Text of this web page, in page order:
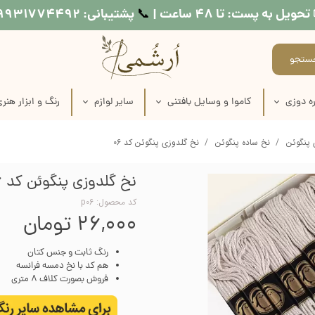
دوزی
دوزی
دوزی
دوزی
دوزی
دوزی
کاموا و وسایل بافتنی
عروسک بافتنی
قلاب بافتنی
منگوله ساز
سایر لوازم
طرح کوبلن
متر خیاطی
رنگ و ابزار
رنگ مولتی
رنگ اکریلیک
رنگ پارچه
به پست: تا ۴۸ ساعت | 📞​​​​​​​ پشتیبانی: ۰۹۹۳۱۷۷۴۴۹۲
پنگوئن نخ ساده پنگوئن نخ گلدوزی پنگوئن کد 06
نخ گلدوزی پنگوئن کد 06
کد محصول: p06
۲۶,۰۰۰ تومان
رنگ ثابت و جنس کتان
هم کد با نخ دمسه فرانسه
فروش بصورت کلاف 8 متری